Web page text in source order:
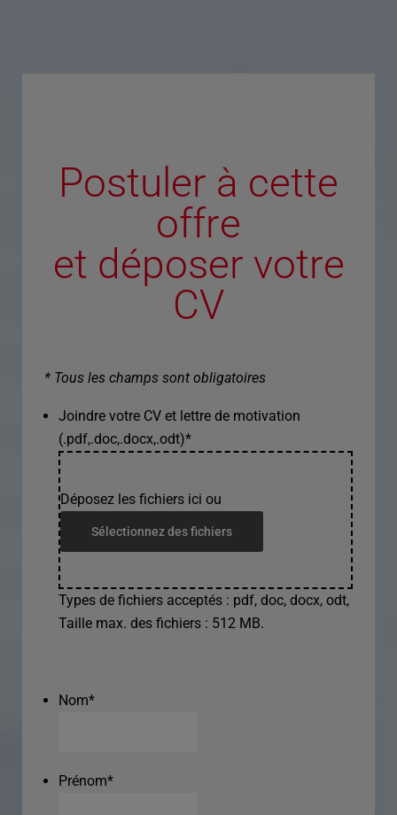
Postuler à cette
offre
et déposer votre
CV
* Tous les champs sont obligatoires
Joindre votre CV et lettre de motivation
(.pdf,.doc,.docx,.odt)*
Déposez les fichiers ici ou
Sélectionnez des fichiers
Types de fichiers acceptés : pdf, doc, docx, odt,
Taille max. des fichiers : 512 MB.
Nom*
Prénom*